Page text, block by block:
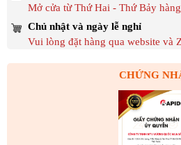
Mở cửa từ Thứ Hai - Thứ Bảy
Chủ nhật và ngày lễ nghỉ
Vui lòng đặt hàng qua website và
CHỨNG